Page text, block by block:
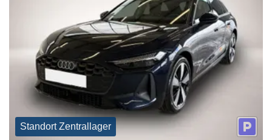
Standort Zentrallager